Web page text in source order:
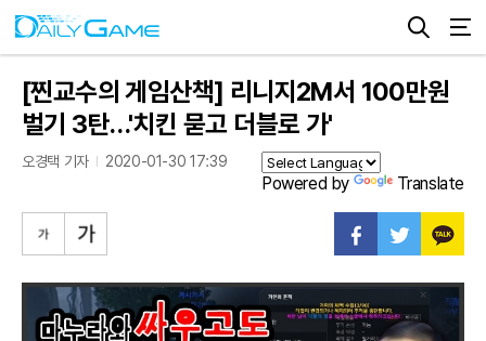
[찐교수의 게임산책] 리니지2M서 100만원
벌기 3탄…'치킨 묻고 더블로 가'
오경택 기자 2020-01-30 17:39
Powered by Translate